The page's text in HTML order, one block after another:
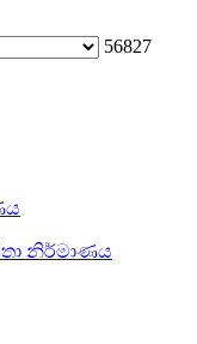
56827
නිර්මාණය